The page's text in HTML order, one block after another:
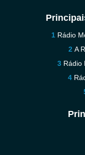
Rádio
A
Rádio